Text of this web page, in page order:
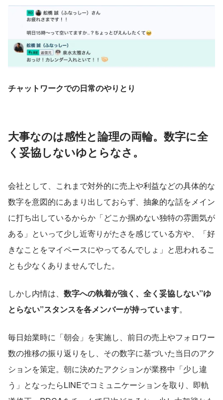
チャットワークでの日常のやりとり
大事なのは感性と論理の両輪。数字に全
く妥協しないゆとらなさ。
会社として、これまで対外的に売上や利益などの具体的な
数字を意図的にあまり出しておらず、抽象的な話をメイン
に打ち出しているからか「どこか掴めない独特の雰囲気が
ある」といって少し近寄りがたさを感じている方や、「好
きなことをマイペースにやってるんでしょ」と思われるこ
とも少なくありませんでした。
しかし内情は、 数字への執着が強く、全く妥協しない”ゆ
とらない”スタンスを各メンバーが持っています。
毎日始業時に「朝会」を実施し、前日の売上やフォロワー
数の推移の振り返りをし、その数字に基づいた当日のアク
ションを策定。朝に決めたアクションが業務中「少し違
う」となったらLINEでコミュニケーションを取り、即軌